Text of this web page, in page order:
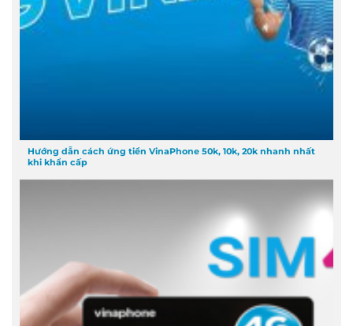
Hướng dẫn cách ứng tiền VinaPhone 50k, 10k, 20k nhanh nhất
khi khẩn cấp